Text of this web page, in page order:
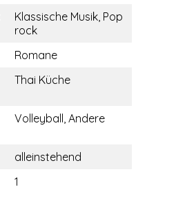
Klassische Musik, Pop
rock
Romane
Thai Küche
Volleyball, Andere
alleinstehend
1